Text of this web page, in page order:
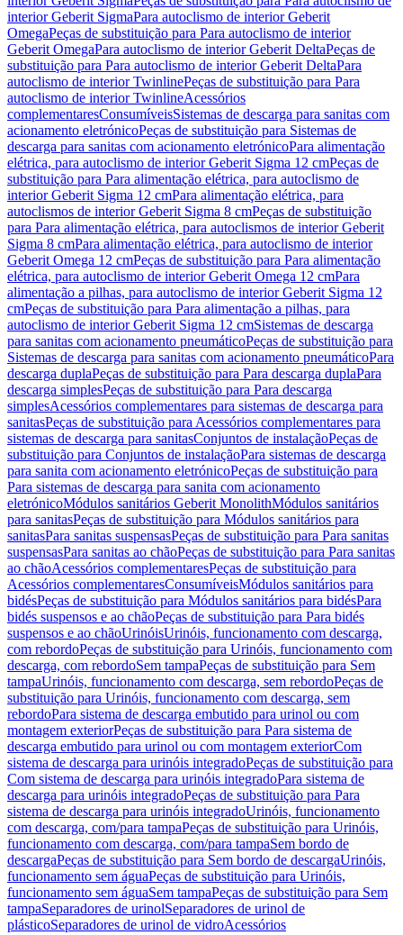
interior Geberit SigmaPara autoclismo de interior Geberit
OmegaPeças de substituição para Para autoclismo de interior
Geberit OmegaPara autoclismo de interior Geberit DeltaPeças de
substituição para Para autoclismo de interior Geberit DeltaPara
autoclismo de interior TwinlinePeças de substituição para Para
autoclismo de interior TwinlineAcessórios
complementaresConsumíveisSistemas de descarga para sanitas com
acionamento eletrónicoPeças de substituição para Sistemas de
descarga para sanitas com acionamento eletrónicoPara alimentação
elétrica, para autoclismo de interior Geberit Sigma 12 cmPeças de
substituição para Para alimentação elétrica, para autoclismo de
interior Geberit Sigma 12 cmPara alimentação elétrica, para
autoclismos de interior Geberit Sigma 8 cmPeças de substituição
para Para alimentação elétrica, para autoclismos de interior Geberit
Sigma 8 cmPara alimentação elétrica, para autoclismo de interior
Geberit Omega 12 cmPeças de substituição para Para alimentação
elétrica, para autoclismo de interior Geberit Omega 12 cmPara
alimentação a pilhas, para autoclismo de interior Geberit Sigma 12
cmPeças de substituição para Para alimentação a pilhas, para
autoclismo de interior Geberit Sigma 12 cmSistemas de descarga
para sanitas com acionamento pneumáticoPeças de substituição para
Sistemas de descarga para sanitas com acionamento pneumáticoPara
descarga duplaPeças de substituição para Para descarga duplaPara
descarga simplesPeças de substituição para Para descarga
simplesAcessórios complementares para sistemas de descarga para
sanitasPeças de substituição para Acessórios complementares para
sistemas de descarga para sanitasConjuntos de instalaçãoPeças de
substituição para Conjuntos de instalaçãoPara sistemas de descarga
para sanita com acionamento eletrónicoPeças de substituição para
Para sistemas de descarga para sanita com acionamento
eletrónicoMódulos sanitários Geberit MonolithMódulos sanitários
para sanitasPeças de substituição para Módulos sanitários para
sanitasPara sanitas suspensasPeças de substituição para Para sanitas
suspensasPara sanitas ao chãoPeças de substituição para Para sanitas
ao chãoAcessórios complementaresPeças de substituição para
Acessórios complementaresConsumíveisMódulos sanitários para
bidésPeças de substituição para Módulos sanitários para bidésPara
bidés suspensos e ao chãoPeças de substituição para Para bidés
suspensos e ao chãoUrinóisUrinóis, funcionamento com descarga,
com rebordoPeças de substituição para Urinóis, funcionamento com
descarga, com rebordoSem tampaPeças de substituição para Sem
tampaUrinóis, funcionamento com descarga, sem rebordoPeças de
substituição para Urinóis, funcionamento com descarga, sem
rebordoPara sistema de descarga embutido para urinol ou com
montagem exteriorPeças de substituição para Para sistema de
descarga embutido para urinol ou com montagem exteriorCom
sistema de descarga para urinóis integradoPeças de substituição para
Com sistema de descarga para urinóis integradoPara sistema de
descarga para urinóis integradoPeças de substituição para Para
sistema de descarga para urinóis integradoUrinóis, funcionamento
com descarga, com/para tampaPeças de substituição para Urinóis,
funcionamento com descarga, com/para tampaSem bordo de
descargaPeças de substituição para Sem bordo de descargaUrinóis,
funcionamento sem águaPeças de substituição para Urinóis,
funcionamento sem águaSem tampaPeças de substituição para Sem
tampaSeparadores de urinolSeparadores de urinol de
plásticoSeparadores de urinol de vidroAcessórios